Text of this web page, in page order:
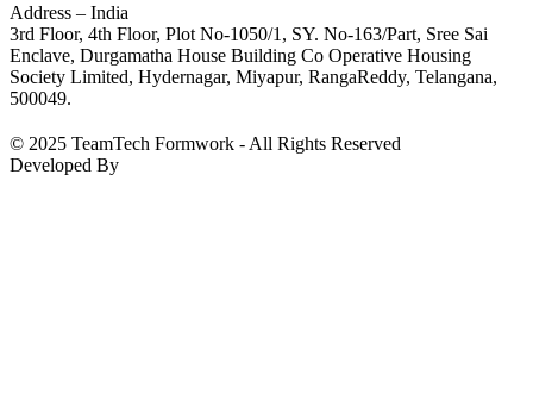
Address – India
3rd Floor, 4th Floor, Plot No-1050/1, SY. No-163/Part, Sree Sai
Enclave, Durgamatha House Building Co Operative Housing
Society Limited, Hydernagar, Miyapur, RangaReddy, Telangana,
500049.
© 2025 TeamTech Formwork - All Rights Reserved
Developed By